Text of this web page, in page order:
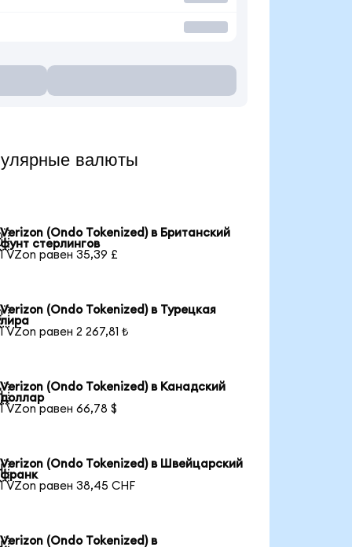
валюты
Verizon (Ondo Tokenized) в Британский
фунт стерлингов
1 VZon равен 35,39 £
Verizon (Ondo Tokenized) в Турецкая
лира
1 VZon равен 2 267,81 ₺
Verizon (Ondo Tokenized) в Канадский
доллар
1 VZon равен 66,78 $
Verizon (Ondo Tokenized) в Швейцарский
франк
1 VZon равен 38,45 CHF
Verizon (Ondo Tokenized) в